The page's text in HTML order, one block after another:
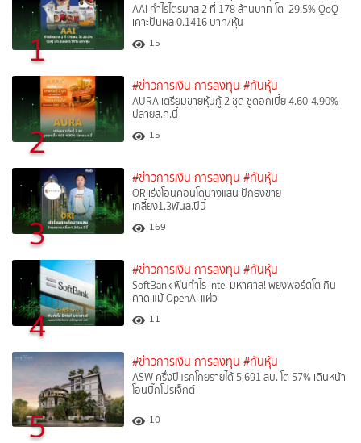
1
AAI กำไรไตรมาส 2 ที่ 178 ล้านบาท โต 29.5% QoQ
เคาะปันผล 0.1416 บาท/หุ้น
15
2
#ข่าวการเงิน การลงทุน #ทันหุ้น
AURA เตรียมขายหุ้นกู้ 2 ชุด ชูดอกเบี้ย 4.60-4.90%
ปลายส.ค.นี้
15
3
#ข่าวการเงิน การลงทุน #ทันหุ้น
ORIเร่งโอนคอนโดบางแสน ปักธงขาย
เกลี้ยง1.3พันล.ปีนี้
169
4
#ข่าวการเงิน การลงทุน #ทันหุ้น
SoftBank ฟันกำไร Intel มหาศาล! พยุงพอร์ตโตเกิน
คาด แม้ OpenAI แผ่ว
11
5
#ข่าวการเงิน การลงทุน #ทันหุ้น
ASW ครึ่งปีแรกโกยรายได้ 5,691 ลบ. โต 57% เดินหน้า
โอนบิ๊กโปรเจ็กต์
10